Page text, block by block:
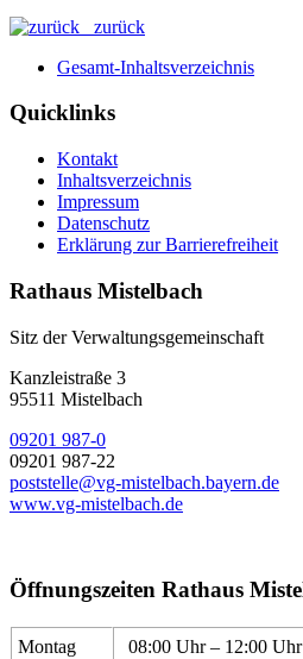
zurück
Gesamt-Inhaltsverzeichnis
Quicklinks
Kontakt
Inhaltsverzeichnis
Impressum
Datenschutz
Erklärung zur Barrierefreiheit
Rathaus Mistelbach
Sitz der Verwaltungsgemeinschaft
Kanzleistraße 3
95511 Mistelbach
09201 987-0
09201 987-22
poststelle@vg-mistelbach.bayern.de
www.vg-mistelbach.de
Öffnungszeiten Rathaus
Montag 08:00 Uhr – 12:00 Uhr